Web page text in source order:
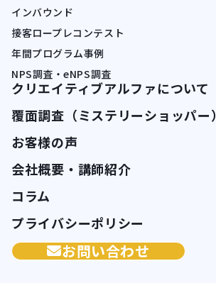
インバウンド
接客ロープレコンテスト
年間プログラム事例
NPS調査・eNPS調査
クリエイティブアルファについて
覆面調査（ミステリーショッパー）
お客様の声
会社概要・講師紹介
コラム
プライバシーポリシー
お問い合わせ